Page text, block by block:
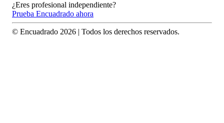
¿Eres profesional independiente?
Prueba Encuadrado ahora
© Encuadrado 2026 | Todos los derechos reservados.